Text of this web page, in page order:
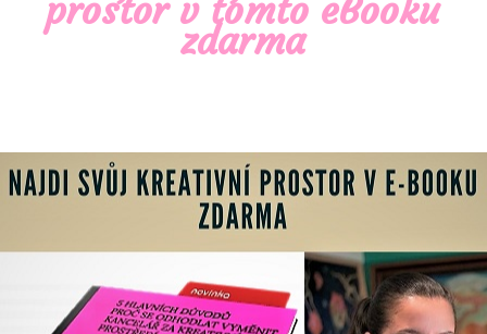
prostor v tomto eBooku
zdarma